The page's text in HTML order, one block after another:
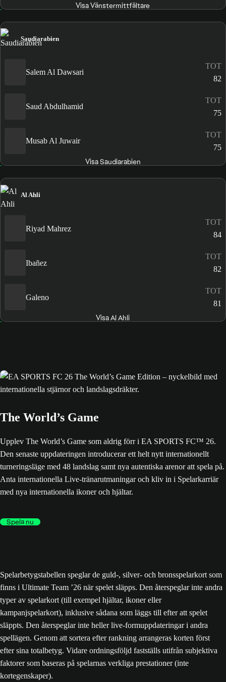
Visa Vänstermittfältare
Saudiarabien
Salem Al Dawsari
TOT
82
Saud Abdulhamid
TOT
75
Musab Al Juwair
TOT
75
Visa Saudiarabien
Al Ahli
Riyad Mahrez
TOT
84
Ibañez
TOT
82
Galeno
TOT
81
Visa Al Ahli
The World’s Game
Upplev The World’s Game som aldrig förr i EA SPORTS FC™ 26.
Den senaste uppdateringen introducerar ett helt nytt internationellt
turneringsläge med 48 landslag samt nya autentiska arenor att spela på.
Anta internationella Live-tränarutmaningar och kliv in i Spelarkarriär
med nya internationella ikoner och hjältar.
Spela nu
Spelarbetygstabellen speglar de guld-, silver- och bronsspelarkort som
finns i Ultimate Team ’26 när spelet släpps. Den återspeglar inte andra
typer av spelarkort (till exempel hjältar, ikoner eller
kampanjspelarkort), inklusive sådana som läggs till efter att spelet
släppts. Den återspeglar inte heller live-formuppdateringar i andra
spellägen. Genom att sortera efter rankning arrangeras korten först
efter sina totalbetyg. Vidare ordningsföljd fastställs utifrån subjektiva
faktorer som baseras på spelarnas verkliga prestationer (inte
kortegenskaper).